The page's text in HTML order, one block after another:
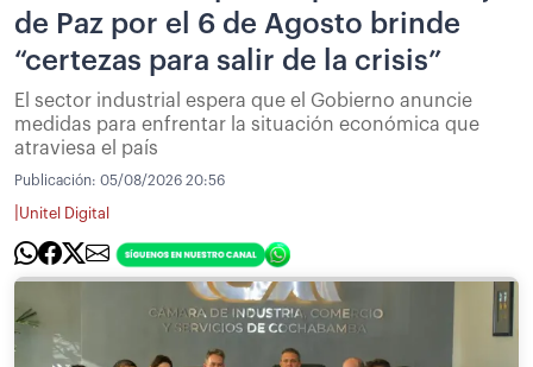
de Paz por el 6 de Agosto brinde
“certezas para salir de la crisis”
El sector industrial espera que el Gobierno anuncie
medidas para enfrentar la situación económica que
atraviesa el país
Publicación: 05/08/2026 20:56
Unitel Digital